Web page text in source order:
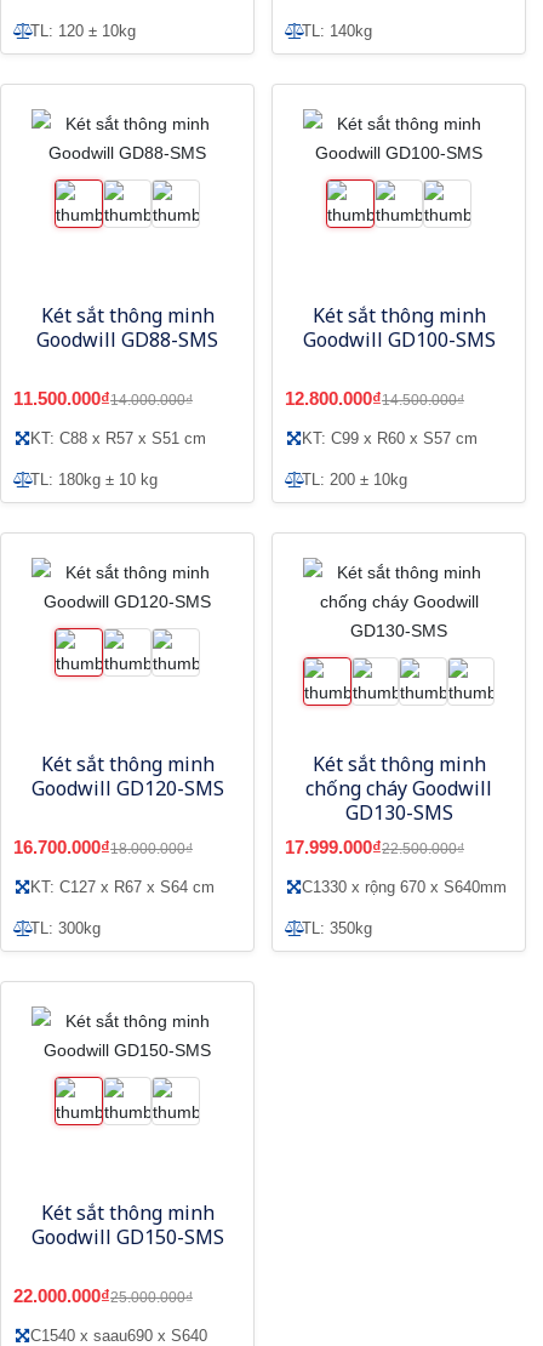
TL: 120 ± 10kg TL: 140kg
Két sắt thông minh
Goodwill GD88-SMS
11.500.000₫14.000.000₫
KT: C88 x R57 x S51 cm
TL: 180kg ± 10 kg
Két sắt thông minh
Goodwill GD100-SMS
12.800.000₫14.500.000₫
KT: C99 x R60 x S57 cm
TL: 200 ± 10kg
Két sắt thông minh
Goodwill GD120-SMS
16.700.000₫18.000.000₫
KT: C127 x R67 x S64 cm
TL: 300kg
Két sắt thông minh
chống cháy Goodwill
GD130-SMS
17.999.000₫22.500.000₫
C1330 x rộng 670 x S640mm
TL: 350kg
Két sắt thông minh
Goodwill GD150-SMS
22.000.000₫25.000.000₫
C1540 x saau690 x S640